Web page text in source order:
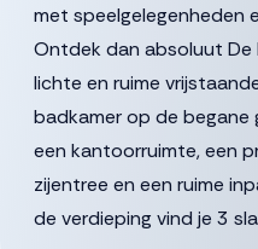
met speelgelegenheden
Ontdek dan absoluut De
lichte en ruime
badkamer op de
een kantoorruimte, een
zijentree en een ruime
de verdieping vind je 3